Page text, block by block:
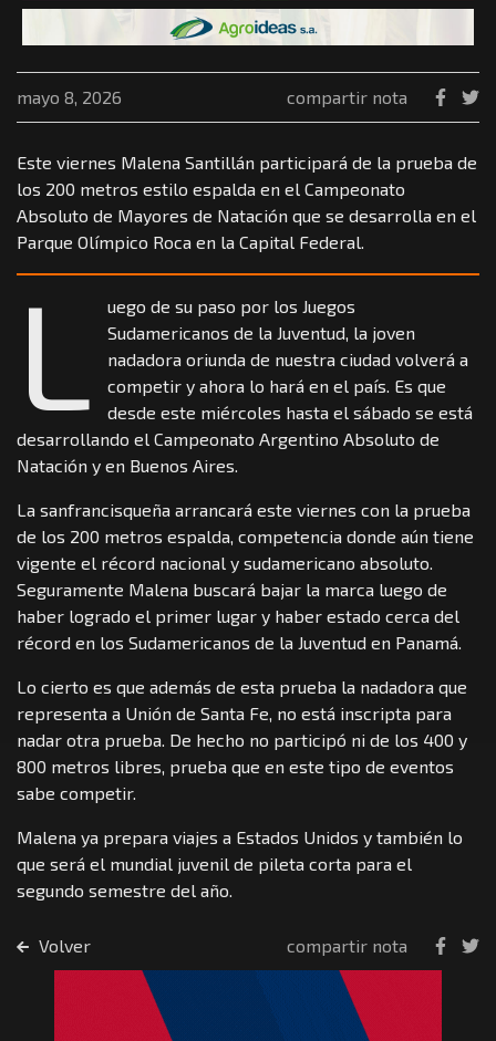
mayo 8, 2026 compartir nota
Este viernes Malena Santillán participará de la prueba de
los 200 metros estilo espalda en el Campeonato
Absoluto de Mayores de Natación que se desarrolla en el
Parque Olímpico Roca en la Capital Federal.
L
uego de su paso por los Juegos
Sudamericanos de la Juventud, la joven
nadadora oriunda de nuestra ciudad volverá a
competir y ahora lo hará en el país. Es que
desde este miércoles hasta el sábado se está
desarrollando el Campeonato Argentino Absoluto de
Natación y en Buenos Aires.
La sanfrancisqueña arrancará este viernes con la prueba
de los 200 metros espalda, competencia donde aún tiene
vigente el récord nacional y sudamericano absoluto.
Seguramente Malena buscará bajar la marca luego de
haber logrado el primer lugar y haber estado cerca del
récord en los Sudamericanos de la Juventud en Panamá.
Lo cierto es que además de esta prueba la nadadora que
representa a Unión de Santa Fe, no está inscripta para
nadar otra prueba. De hecho no participó ni de los 400 y
800 metros libres, prueba que en este tipo de eventos
sabe competir.
Malena ya prepara viajes a Estados Unidos y también lo
que será el mundial juvenil de pileta corta para el
segundo semestre del año.
Volver compartir nota